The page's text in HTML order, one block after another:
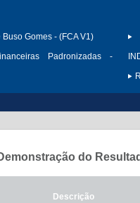
Gomes - (FCA V1)
Padronizadas -